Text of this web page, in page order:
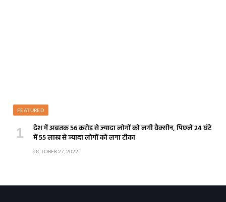
FEATURED
देश में अबतक 56 करोड़ से ज्यादा लोगों को लगी वैक्सीन, पिछले 24 घंटे
में 55 लाख से ज्यादा लोगों को लगा टीका
OCTOBER 27, 2022